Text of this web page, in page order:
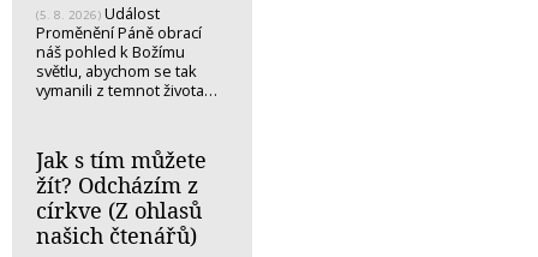
(5. 8. 2026) Událost
Proměnění Páně obrací
náš pohled k Božímu
světlu, abychom se tak
vymanili z temnot života…
Jak s tím můžete
žít? Odcházím z
církve (Z ohlasů
našich čtenářů)